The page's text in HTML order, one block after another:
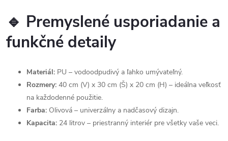
🔹 Premyslené usporiadanie a
funkčné detaily
Materiál: PU – vodoodpudivý a ľahko umývateľný.
Rozmery: 40 cm (V) x 30 cm (Š) x 20 cm (H) – ideálna veľkosť
na každodenné použitie.
Farba: Olivová – univerzálny a nadčasový dizajn.
Kapacita: 24 litrov – priestranný interiér pre všetky vaše veci.